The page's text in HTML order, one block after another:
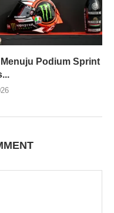
Podium Sprint